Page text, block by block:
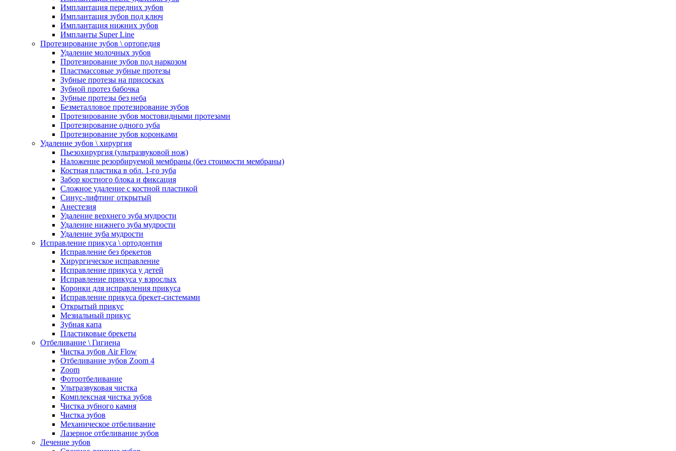
Имплантация передних зубов
Имплантация зубов под ключ
Имплантация нижних зубов
Импланты Super Line
Протезирование зубов \ ортопедия
Удаление молочных зубов
Протезирование зубов под наркозом
Пластмассовые зубные протезы
Зубные протезы на присосках
Зубной протез бабочка
Зубные протезы без неба
Безметалловое протезирование зубов
Протезирование зубов мостовидными протезами
Протезирование одного зуба
Протезирование зубов коронками
Удаление зубов \ хирургия
Пьезохирургия (ультразвуковой нож)
Наложение резорбируемой мембраны (без стоимости мембраны)
Костная пластика в обл. 1-го зуба
Забор костного блока и фиксация
Сложное удаление с костной пластикой
Синус-лифтинг открытый
Анестезия
Удаление верхнего зуба мудрости
Удаление нижнего зуба мудрости
Удаление зуба мудрости
Исправление прикуса \ ортодонтия
Исправление без брекетов
Хирургическое исправление
Исправление прикуса у детей
Исправление прикуса у взрослых
Коронки для исправления прикуса
Исправление прикуса брекет-системами
Открытый прикус
Мезиальный прикус
Зубная капа
Пластиковые брекеты
Отбеливание \ Гигиена
Чистка зубов Air Flow
Отбеливание зубов Zoom 4
Zoom
Фотоотбеливание
Ультразвуковая чистка
Комплексная чистка зубов
Чистка зубного камня
Чистка зубов
Механическое отбеливание
Лазерное отбеливание зубов
Лечение зубов